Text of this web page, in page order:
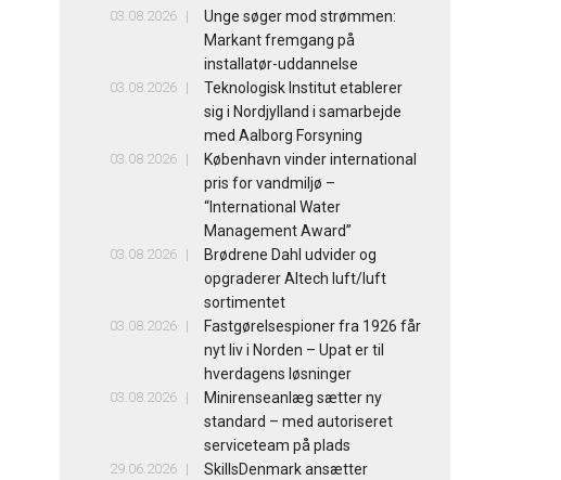
03.08.2026
Unge søger mod strømmen:
Markant fremgang på
installatør-uddannelse
03.08.2026
Teknologisk Institut etablerer
sig i Nordjylland i samarbejde
med Aalborg Forsyning
03.08.2026
København vinder international
pris for vandmiljø –
“International Water
Management Award”
03.08.2026
Brødrene Dahl udvider og
opgraderer Altech luft/luft
sortimentet
03.08.2026
Fastgørelsespioner fra 1926 får
nyt liv i Norden – Upat er til
hverdagens løsninger
03.08.2026
Minirenseanlæg sætter ny
standard – med autoriseret
serviceteam på plads
29.06.2026
SkillsDenmark ansætter